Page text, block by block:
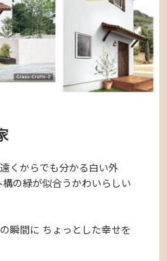
くからでも分かる白い外
の緑が似合うかわいらしい
瞬間に ちょっとした幸せを